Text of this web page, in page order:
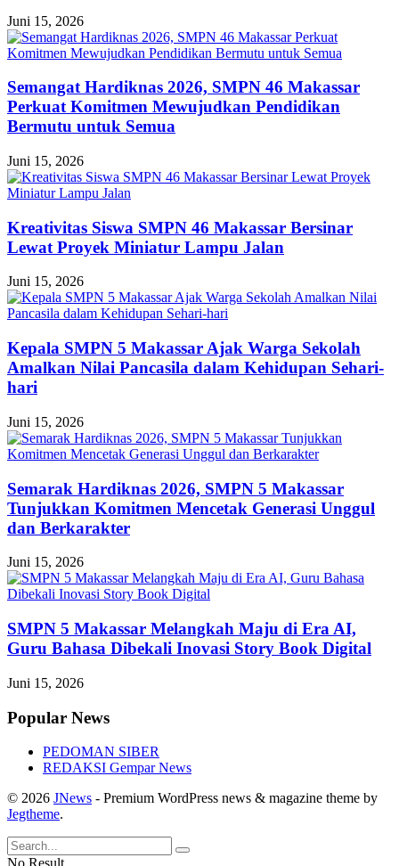
Juni 15, 2026
Semangat Hardiknas 2026, SMPN 46 Makassar
Perkuat Komitmen Mewujudkan Pendidikan
Bermutu untuk Semua
Juni 15, 2026
Kreativitas Siswa SMPN 46 Makassar Bersinar
Lewat Proyek Miniatur Lampu Jalan
Juni 15, 2026
Kepala SMPN 5 Makassar Ajak Warga Sekolah
Amalkan Nilai Pancasila dalam Kehidupan Sehari-
hari
Juni 15, 2026
Semarak Hardiknas 2026, SMPN 5 Makassar
Tunjukkan Komitmen Mencetak Generasi Unggul
dan Berkarakter
Juni 15, 2026
SMPN 5 Makassar Melangkah Maju di Era AI,
Guru Bahasa Dibekali Inovasi Story Book Digital
Juni 15, 2026
Popular News
PEDOMAN SIBER
REDAKSI Gempar News
© 2026 JNews - Premium WordPress news & magazine theme by
Jegtheme.